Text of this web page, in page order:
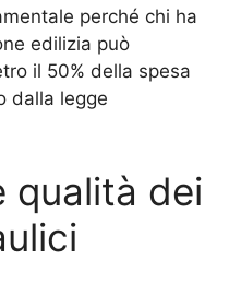
perché chi ha
edilizia può
il 50% della spesa
dalla legge
qualità dei